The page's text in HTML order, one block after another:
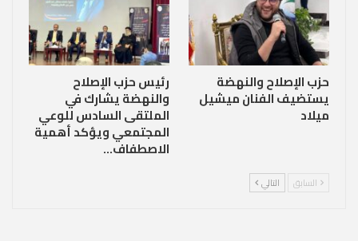
حزب الإصلاح والنهضة
يستضيف الفنان ميشيل
ميلاد
رئيس حزب الإصلاح
والنهضة يشارك في
الملتقى السادس للوعي
المجتمعي ويؤكد أهمية
الاصطفاف…
السابق التالي